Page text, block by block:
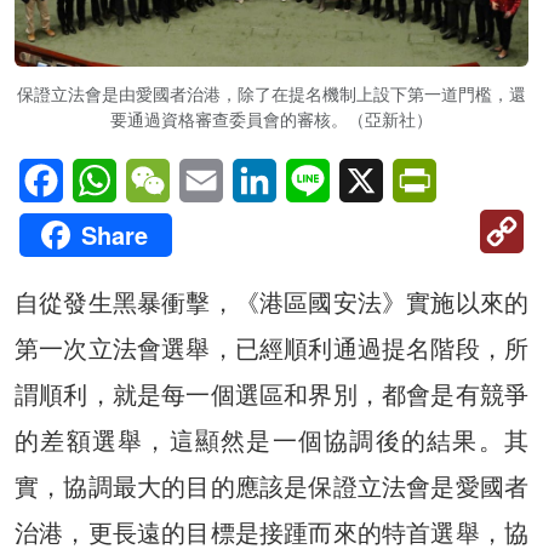
保證立法會是由愛國者治港，除了在提名機制上設下第一道門檻，還
要通過資格審查委員會的審核。（亞新社）
FacebookWhatsAppWeChatEmail LinkedInLine X
Share
自從發生黑暴衝擊，《港區國安法》實施以來的
第一次立法會選舉，已經順利通過提名階段，所
謂順利，就是每一個選區和界別，都會是有競爭
的差額選舉，這顯然是一個協調後的結果。其
實，協調最大的目的應該是保證立法會是愛國者
治港，更長遠的目標是接踵而來的特首選舉，協